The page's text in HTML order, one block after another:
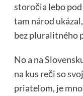
storočia lebo
tam národ
bez pluralitného
No a na
na kus reči so
priateľom, je